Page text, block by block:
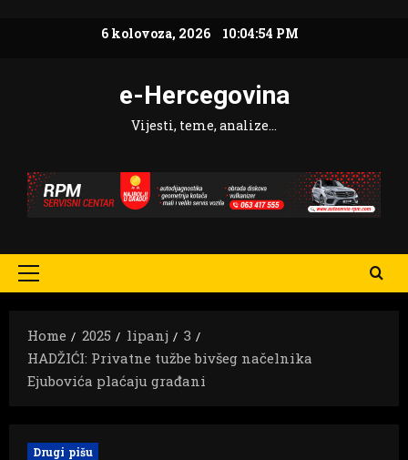
6 kolovoza, 2026 10:04:56 PM
e-Hercegovina
Vijesti, teme, analize…
Primary
Home
2025 lipanj
3
HADŽIĆI: Privatne tužbe bivšeg načelnika
Ejubovića plaćaju građani
Drugi pišu